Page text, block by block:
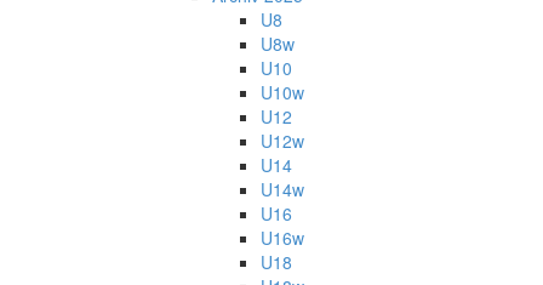
U8
U8w
U10
U10w
U12
U12w
U14
U14w
U16
U16w
U18